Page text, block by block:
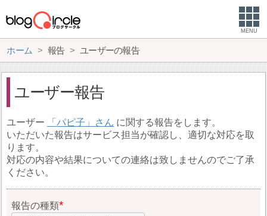
MENU
ホーム 報告 ユーザーの報告
ユーザー報告
ユーザー パピ子
に関する報告をします。
いただいた報告はサービス担当が確認し、適切な対応を取
ります。
対応の内容や結果についての連絡は致しませんのでご了承
ください。
報告の種類